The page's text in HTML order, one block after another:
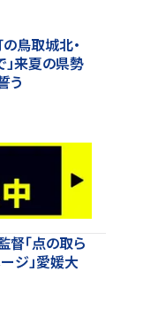
鳥取城北・
」来夏の県勢
う
督「点の取ら
ジ」愛媛大